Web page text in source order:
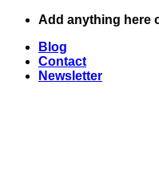
Skip
content
Add anything here
Blog
Contact
Newsletter